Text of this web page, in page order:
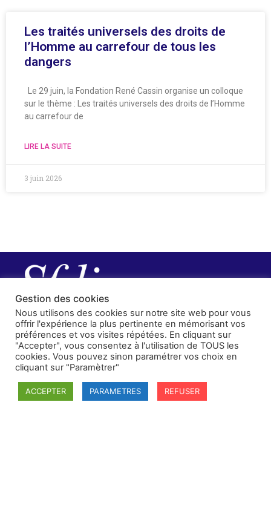
Les traités universels des droits de
l’Homme au carrefour de tous les
dangers
Le 29 juin, la Fondation René Cassin organise un colloque
sur le thème : Les traités universels des droits de l’Homme
au carrefour de
LIRE LA SUITE
3 juin 2026
SFDI
Gestion des cookies
Nous utilisons des cookies sur notre site web pour vous
offrir l'expérience la plus pertinente en mémorisant vos
préférences et vos visites répétées. En cliquant sur
"Accepter", vous consentez à l'utilisation de TOUS les
cookies. Vous pouvez sinon paramétrer vos choix en
cliquant sur "Paramètrer"
ACCEPTER PARAMETRES REFUSER